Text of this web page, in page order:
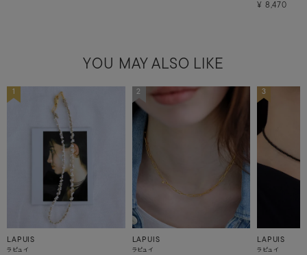
¥ 8,470
YOU MAY ALSO LIKE
1
LAPUIS
ラピュイ
2
LAPUIS
ラピュイ
3
LAPUIS
ラピュイ